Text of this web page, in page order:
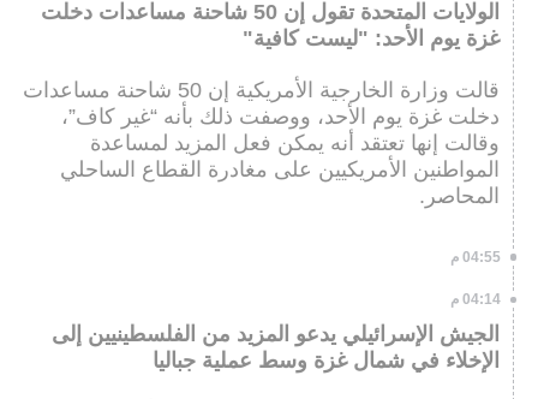
الولايات المتحدة تقول إن 50 شاحنة مساعدات دخلت
غزة يوم الأحد: "ليست كافية"
قالت وزارة الخارجية الأمريكية إن 50 شاحنة مساعدات
دخلت غزة يوم الأحد، ووصفت ذلك بأنه “غير كاف”،
وقالت إنها تعتقد أنه يمكن فعل المزيد لمساعدة
المواطنين الأمريكيين على مغادرة القطاع الساحلي
المحاصر.
04:55 م
04:14 م
الجيش الإسرائيلي يدعو المزيد من الفلسطينيين إلى
الإخلاء في شمال غزة وسط عملية جباليا